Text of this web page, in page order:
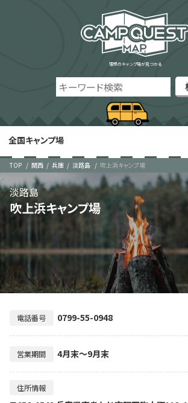
理想のキャンプ場が見つかる
全国キャンプ場
TOP 関西 兵庫 淡路島 吹上浜キャンプ場
吹上浜キャンプ場
淡路島
電話番号 0799-55-0948
営業期間 4月末～9月末
住所情報